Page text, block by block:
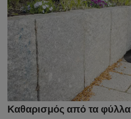
Καθαρισμός από τα φύλλα